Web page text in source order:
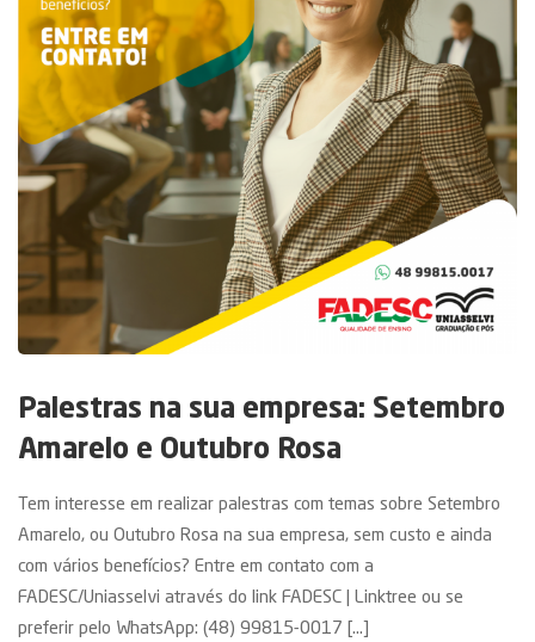
Palestras na sua empresa: Setembro
Amarelo e Outubro Rosa
Tem interesse em realizar palestras com temas sobre Setembro
Amarelo, ou Outubro Rosa na sua empresa, sem custo e ainda
com vários benefícios? Entre em contato com a
FADESC/Uniasselvi através do link FADESC | Linktree ou se
preferir pelo WhatsApp: (48) 99815-0017 [...]